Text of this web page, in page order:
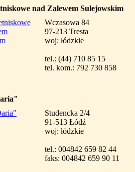
nad Zalewem Sulejowskim
Wczasowa 84
97-213 Tresta
woj: łódzkie
tel.: (44) 710 85 15
tel. kom.: 792 730 858
Studencka 2/4
91-513 Łódź
woj: łódzkie
tel.: 004842 659 82 44
faks: 004842 659 90 11